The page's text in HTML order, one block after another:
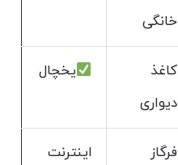
خانگی
کاغذ
دیواری
یخچال
فرگاز اینترنت